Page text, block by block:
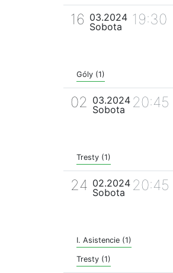
16 03.2024
Sobota
19:30
Góly (1)
02 03.2024
Sobota
20:45
Tresty (1)
24 02.2024
Sobota
20:45
I. Asistencie (1)
Tresty (1)